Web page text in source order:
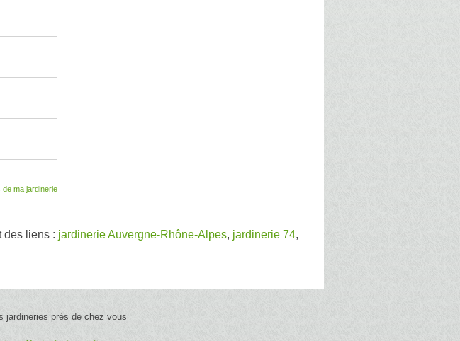
de ma jardinerie
des liens : jardinerie Auvergne-Rhône-Alpes, jardinerie 74,
jardineries près de chez vous